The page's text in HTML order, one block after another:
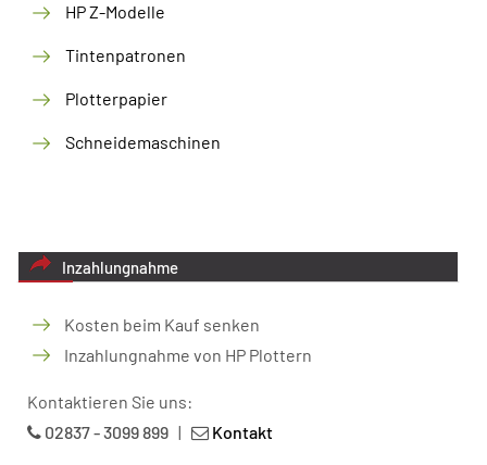
HP Z-Modelle
Tintenpatronen
Plotterpapier
Schneidemaschinen
Inzahlungnahme
Kosten beim Kauf senken
Inzahlungnahme von HP Plottern
Kontaktieren Sie uns:
02837 - 3099 899 | Kontakt